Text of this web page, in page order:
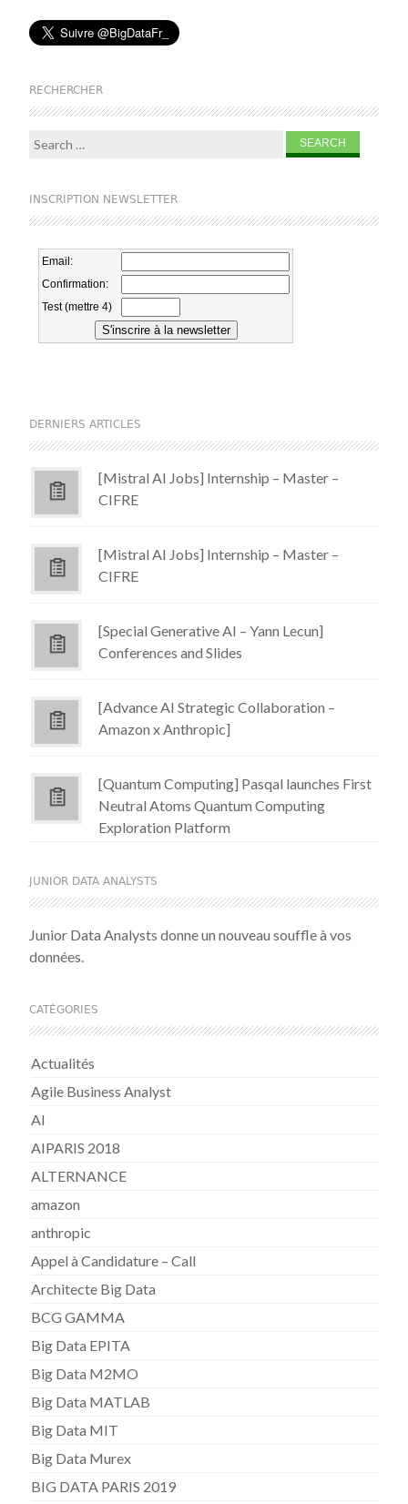
RECHERCHER
Search for:
INSCRIPTION NEWSLETTER
DERNIERS ARTICLES
[Mistral AI Jobs] Internship – Master –
CIFRE
[Mistral AI Jobs] Internship – Master –
CIFRE
[Special Generative AI – Yann Lecun]
Conferences and Slides
[Advance AI Strategic Collaboration –
Amazon x Anthropic]
[Quantum Computing] Pasqal launches First
Neutral Atoms Quantum Computing
Exploration Platform
JUNIOR DATA ANALYSTS
Junior Data Analysts donne un nouveau souffle à vos
données.
CATÉGORIES
Actualités
Agile Business Analyst
AI
AIPARIS 2018
ALTERNANCE
amazon
anthropic
Appel à Candidature – Call
Architecte Big Data
BCG GAMMA
Big Data EPITA
Big Data M2MO
Big Data MATLAB
Big Data MIT
Big Data Murex
BIG DATA PARIS 2019